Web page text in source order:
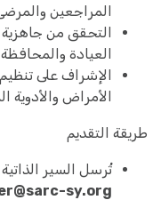
المراجعين
التحقق من جاهزية
العيادة
الإشراف على
الأمراض والأدوية
طريقة التقديم
تُرسل السير الذاتية
sy.org